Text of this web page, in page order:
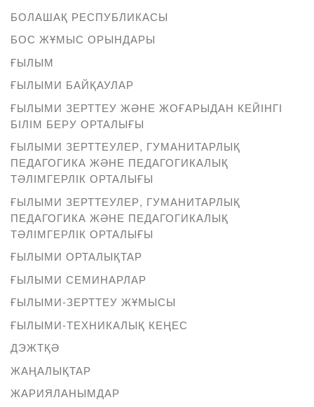
БОЛАШАҚ РЕСПУБЛИКАСЫ
БОС ЖҰМЫС ОРЫНДАРЫ
ҒЫЛЫМ
ҒЫЛЫМИ БАЙҚАУЛАР
ҒЫЛЫМИ ЗЕРТТЕУ ЖӘНЕ ЖОҒАРЫДАН КЕЙІНГІ
БІЛІМ БЕРУ ОРТАЛЫҒЫ
ҒЫЛЫМИ ЗЕРТТЕУЛЕР, ГУМАНИТАРЛЫҚ
ПЕДАГОГИКА ЖӘНЕ ПЕДАГОГИКАЛЫҚ
ТӘЛІМГЕРЛІК ОРТАЛЫҒЫ
ҒЫЛЫМИ ЗЕРТТЕУЛЕР, ГУМАНИТАРЛЫҚ
ПЕДАГОГИКА ЖӘНЕ ПЕДАГОГИКАЛЫҚ
ТӘЛІМГЕРЛІК ОРТАЛЫҒЫ
ҒЫЛЫМИ ОРТАЛЫҚТАР
ҒЫЛЫМИ СЕМИНАРЛАР
ҒЫЛЫМИ-ЗЕРТТЕУ ЖҰМЫСЫ
ҒЫЛЫМИ-ТЕХНИКАЛЫҚ КЕҢЕС
ДЭЖТҚӘ
ЖАҢАЛЫҚТАР
ЖАРИЯЛАНЫМДАР